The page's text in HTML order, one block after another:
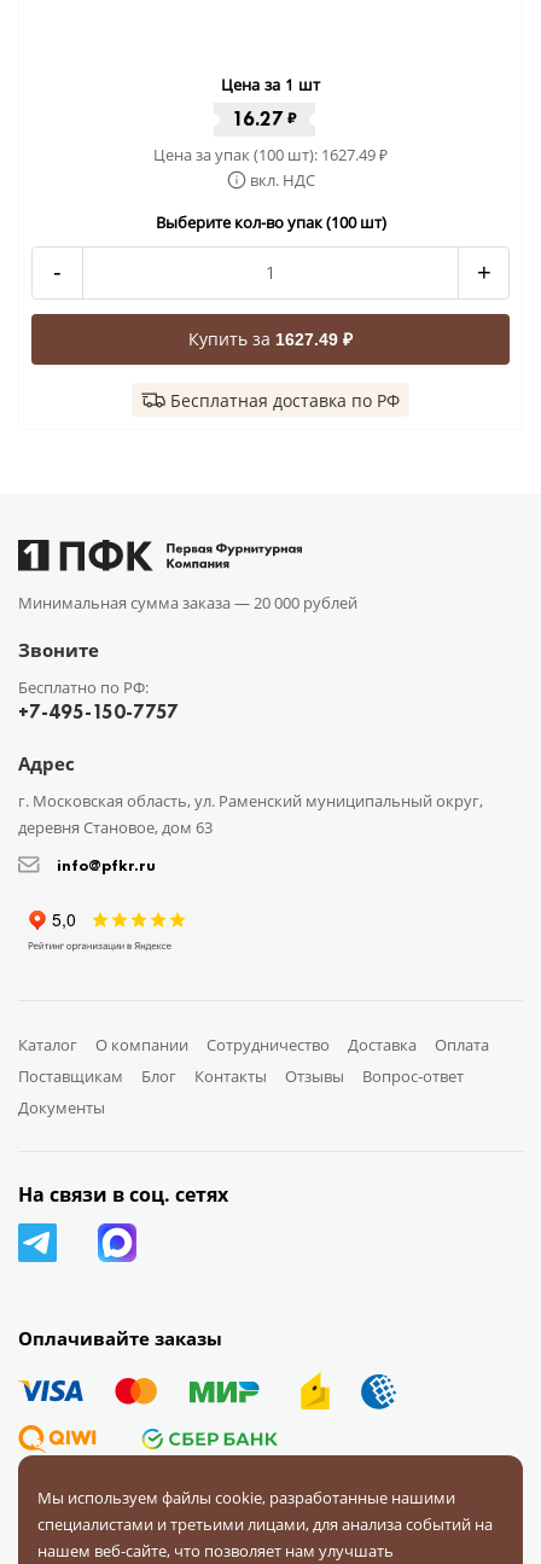
Цена за 1 шт
16.27₽
Цена за упак (100 шт): 1627.49₽
вкл. НДС
Выберите кол-во упак (100 шт)
- +
Купить за 1627.49 ₽
Бесплатная доставка по РФ
Минимальная сумма заказа — 20 000 рублей
Звоните
Бесплатно по РФ:
+7-495-150-7757
Адрес
г. Московская область, ул. Раменский муниципальный округ,
деревня Становое, дом 63
info@pfkr.ru
Каталог О компании Сотрудничество Доставка
Оплата
Поставщикам
Блог Контакты Отзывы
Вопрос-ответ
Документы
Оплачивайте заказы
На связи в соц. сетях
© 2008 — 2026 Первая Фурнитурная Компания.Все права
Мы используем файлы cookie, разработанные нашими
специалистами и третьими лицами, для анализа событий на
нашем веб-сайте, что позволяет нам улучшать